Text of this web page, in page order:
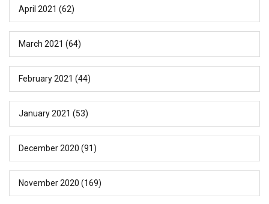
April 2021 (62)
March 2021 (64)
February 2021 (44)
January 2021 (53)
December 2020 (91)
November 2020 (169)